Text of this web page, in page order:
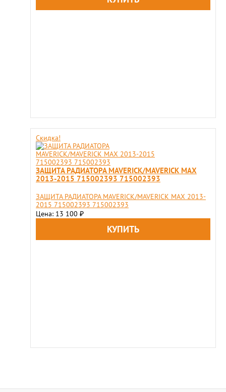
Скидка!
ЗАЩИТА РАДИАТОРА MAVERICK/MAVERICK MAX
2013-2015 715002393 715002393
ЗАЩИТА РАДИАТОРА MAVERICK/MAVERICK MAX 2013-
2015 715002393 715002393
Цена: 13 100 ₽